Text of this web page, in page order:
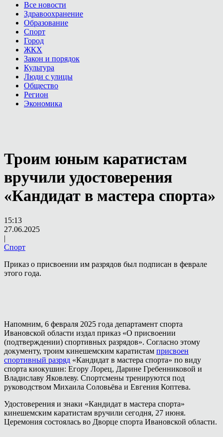
Все новости
Здравоохранение
Образование
Спорт
Город
ЖКХ
Закон и порядок
Культура
Люди с улицы
Общество
Регион
Экономика
Троим юным каратистам
вручили удостоверения
«Кандидат в мастера спорта»
15:13
27.06.2025
|
Спорт
Приказ о присвоении им разрядов был подписан в феврале
этого года.
Напомним, 6 февраля 2025 года департамент спорта
Ивановской области издал приказ «О присвоении
(подтверждении) спортивных разрядов». Согласно этому
документу, троим кинешемским каратистам присвоен
спортивный разряд «Кандидат в мастера спорта» по виду
спорта киокушин: Егору Лорец, Дарине Гребенниковой и
Владиславу Яковлеву. Спортсмены тренируются под
руководством Михаила Соловьёва и Евгения Коптева.
Удостоверения и знаки «Кандидат в мастера спорта»
кинешемским каратистам вручили сегодня, 27 июня.
Церемония состоялась во Дворце спорта Ивановской области.